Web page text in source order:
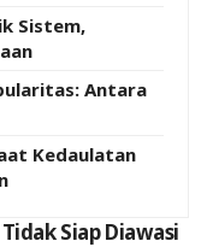
Sistem,
Antara
Kedaulatan
Siap Diawasi